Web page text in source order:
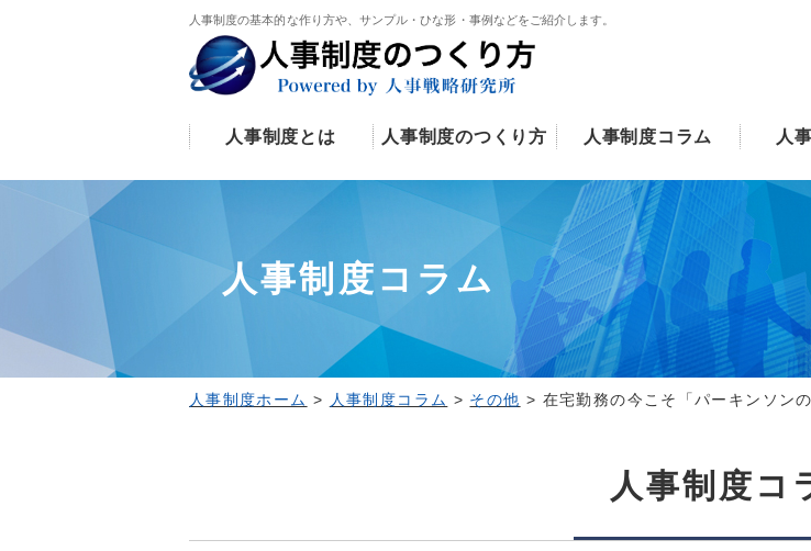
人事制度の基本的な作り方や、サンプル・ひな形・事例などをご紹介します。
人事制度とは 人事制度のつくり方 人事制度コラム 人
人事制度コラム
人事制度ホーム > 人事制度コラム > その他 > 在宅勤務の今こそ「パーキンソン
人事制度コ